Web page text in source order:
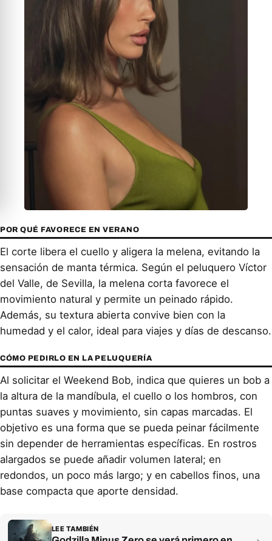
POR QUÉ FAVORECE EN VERANO
El corte libera el cuello y aligera la melena, evitando la
sensación de manta térmica. Según el peluquero Víctor
del Valle, de Sevilla, la melena corta favorece el
movimiento natural y permite un peinado rápido.
Además, su textura abierta convive bien con la
humedad y el calor, ideal para viajes y días de descanso.
CÓMO PEDIRLO EN LA PELUQUERÍA
Al solicitar el Weekend Bob, indica que quieres un bob a
la altura de la mandíbula, el cuello o los hombros, con
puntas suaves y movimiento, sin capas marcadas. El
objetivo es una forma que se pueda peinar fácilmente
sin depender de herramientas específicas. En rostros
alargados se puede añadir volumen lateral; en
redondos, un poco más largo; y en cabellos finos, una
base compacta que aporte densidad.
LEE TAMBIÉN